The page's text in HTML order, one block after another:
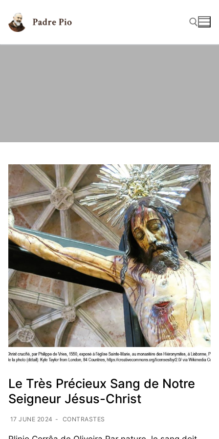
Le Très Précieux Sang de Notre
Seigneur Jésus-Christ
17 JUNE 2024 - CONTRASTES